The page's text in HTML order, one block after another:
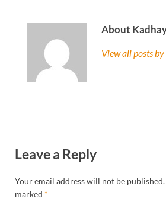
About
View all posts
Leave a Reply
Your email address will not be published.
marked *